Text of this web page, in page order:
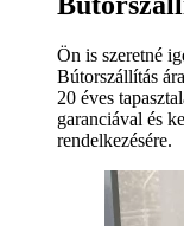
Ön is szeretné
Bútorszállítás
20 éves
garanciával és
rendelkezésére.